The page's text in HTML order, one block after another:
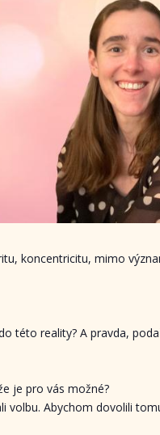
koncentricitu, mimo
této reality? A pravda,
je pro vás možné?
volbu. Abychom dovolili